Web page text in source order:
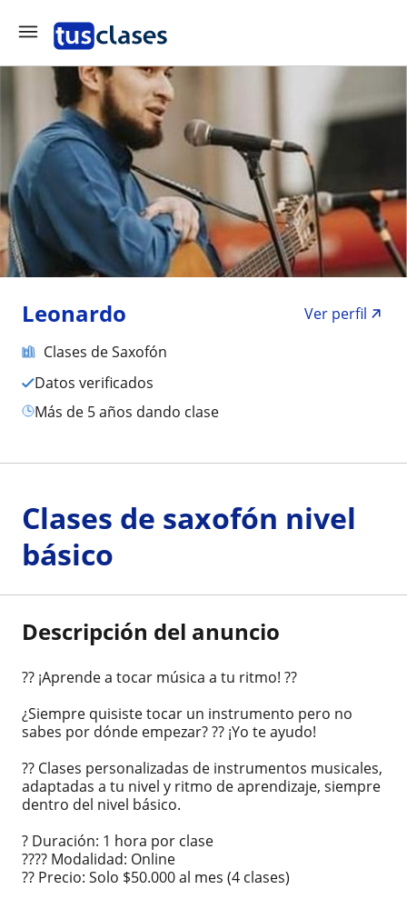
Leonardo
Ver perfil
Clases de Saxofón
Datos verificados
más de 5 años dando clase
Clases de saxofón nivel
básico
Descripción del anuncio
?? ¡Aprende a tocar música a tu ritmo! ??
¿Siempre quisiste tocar un instrumento pero no
sabes por dónde empezar? ?? ¡Yo te ayudo!
?? Clases personalizadas de instrumentos musicales,
adaptadas a tu nivel y ritmo de aprendizaje, siempre
dentro del nivel básico.
? Duración: 1 hora por clase
???? Modalidad: Online
?? Precio: Solo $50.000 al mes (4 clases)